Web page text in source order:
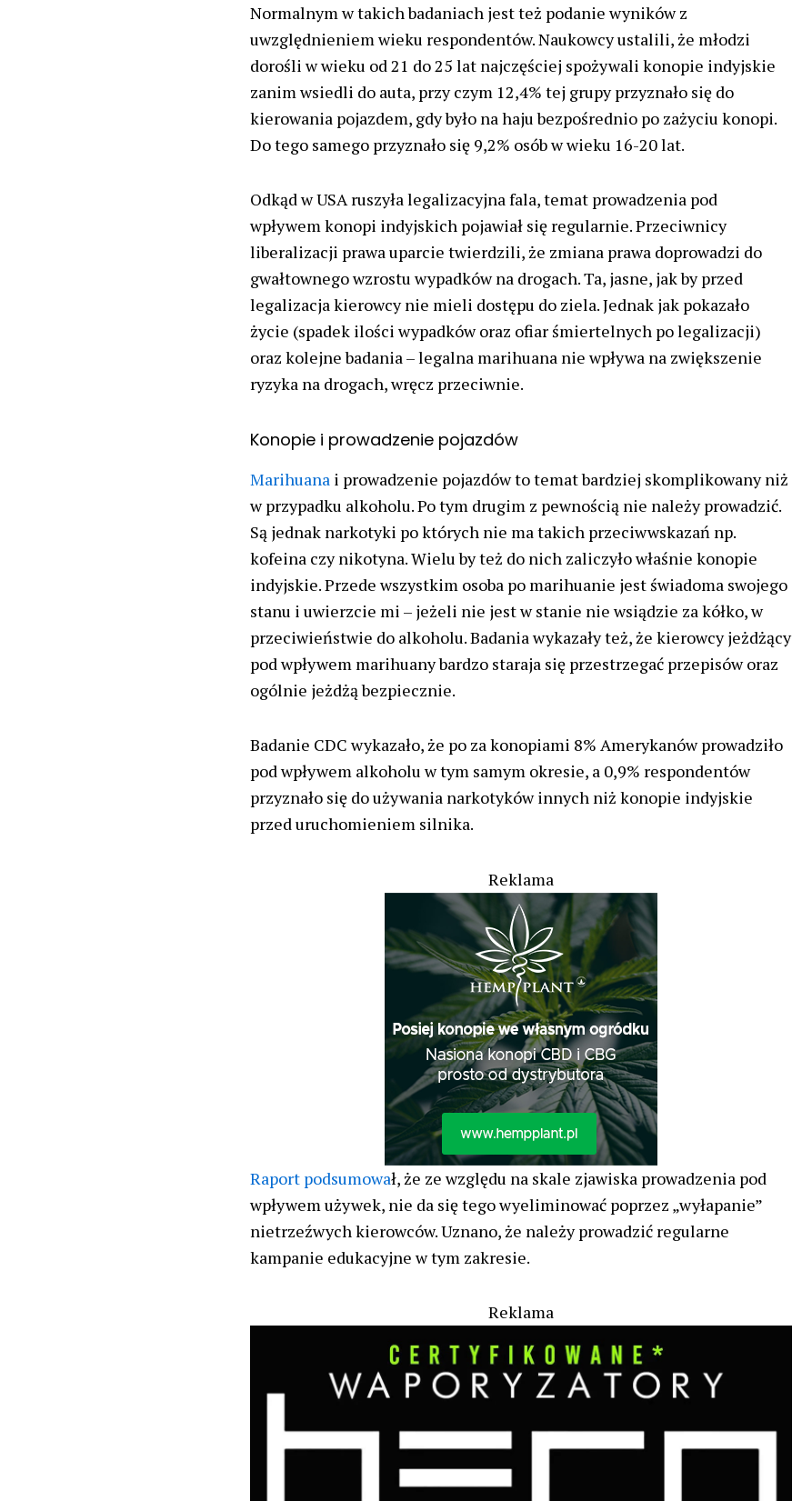
Normalnym w takich badaniach jest też podanie wyników z
uwzględnieniem wieku respondentów. Naukowcy ustalili, że młodzi
dorośli w wieku od 21 do 25 lat najczęściej spożywali konopie indyjskie
zanim wsiedli do auta, przy czym 12,4% tej grupy przyznało się do
kierowania pojazdem, gdy było na haju bezpośrednio po zażyciu konopi.
Do tego samego przyznało się 9,2% osób w wieku 16-20 lat.
Odkąd w USA ruszyła legalizacyjna fala, temat prowadzenia pod
wpływem konopi indyjskich pojawiał się regularnie. Przeciwnicy
liberalizacji prawa uparcie twierdzili, że zmiana prawa doprowadzi do
gwałtownego wzrostu wypadków na drogach. Ta, jasne, jak by przed
legalizacja kierowcy nie mieli dostępu do ziela. Jednak jak pokazało
życie (spadek ilości wypadków oraz ofiar śmiertelnych po legalizacji)
oraz kolejne badania – legalna marihuana nie wpływa na zwiększenie
ryzyka na drogach, wręcz przeciwnie.
Konopie i prowadzenie pojazdów
Marihuanai prowadzenie pojazdów to temat bardziej skomplikowany niż
w przypadku alkoholu. Po tym drugim z pewnością nie należy prowadzić.
Są jednak narkotyki po których nie ma takich przeciwwskazań np.
kofeina czy nikotyna. Wielu by też do nich zaliczyło właśnie konopie
indyjskie. Przede wszystkim osoba po marihuanie jest świadoma swojego
stanu i uwierzcie mi – jeżeli nie jest w stanie nie wsiądzie za kółko, w
przeciwieństwie do alkoholu. Badania wykazały też, że kierowcy jeżdżący
pod wpływem marihuany bardzo staraja się przestrzegać przepisów oraz
ogólnie jeżdżą bezpiecznie.
Badanie CDC wykazało, że po za konopiami 8% Amerykanów prowadziło
pod wpływem alkoholu w tym samym okresie, a 0,9% respondentów
przyznało się do używania narkotyków innych niż konopie indyjskie
przed uruchomieniem silnika.
Reklama
Raport podsumował, że ze względu na skale zjawiska prowadzenia pod
wpływem używek, nie da się tego wyeliminować poprzez „wyłapanie”
nietrzeźwych kierowców. Uznano, że należy prowadzić regularne
kampanie edukacyjne w tym zakresie.
Reklama